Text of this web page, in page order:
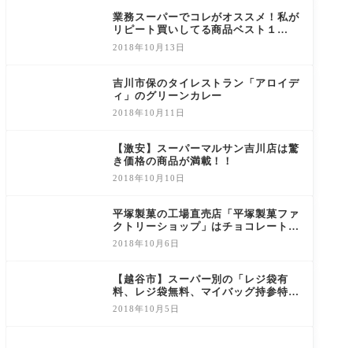
業務スーパーでコレがオススメ！私が
リピート買いしてる商品ベスト１
０！！
2018年10月13日
吉川市保のタイレストラン「アロイデ
ィ」のグリーンカレー
2018年10月11日
【激安】スーパーマルサン吉川店は驚
き価格の商品が満載！！
2018年10月10日
平塚製菓の工場直売店「平塚製菓ファ
クトリーショップ」はチョコレートが
激安！
2018年10月6日
【越谷市】スーパー別の「レジ袋有
料、レジ袋無料、マイバッグ持参特
典」まとめ
2018年10月5日